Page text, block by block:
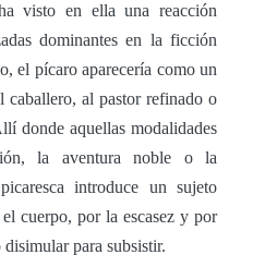
visto en ella una reacción
dominantes en la ficción
el pícaro aparecería como un
caballero, al pastor refinado o
donde aquellas modalidades
la aventura noble o la
introduce un sujeto
cuerpo, por la escasez y por
para subsistir.